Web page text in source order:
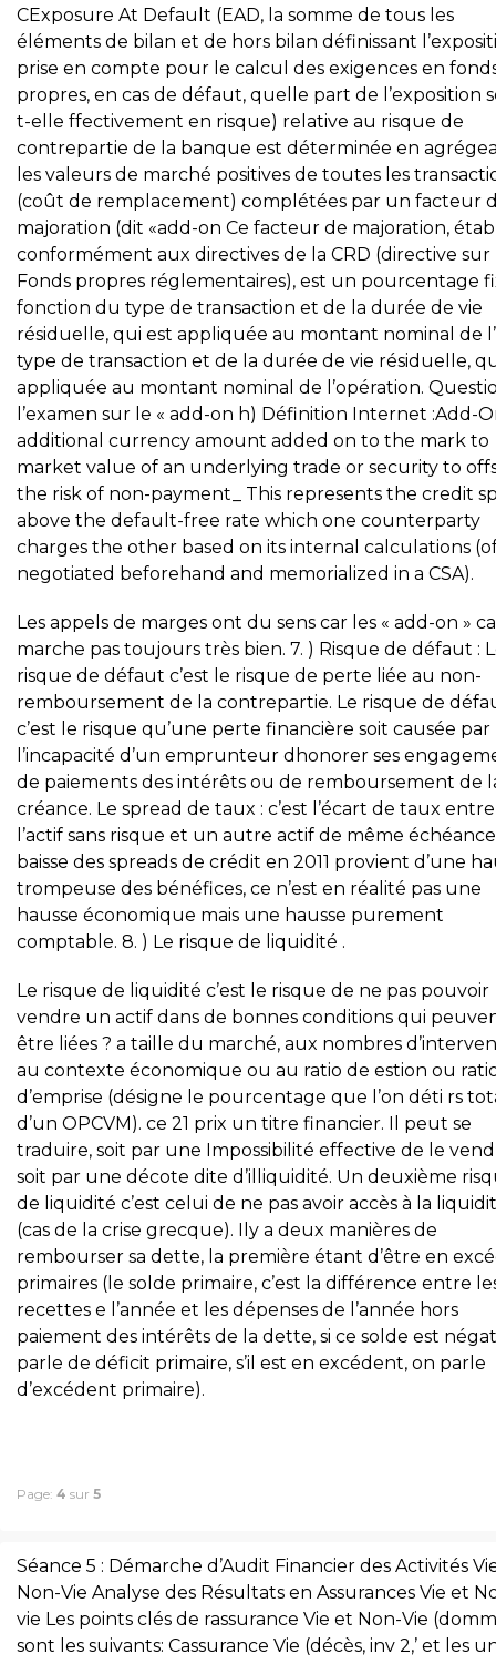
CExposure At Default (EAD, la somme de tous les
éléments de bilan et de hors bilan définissant
prise en compte pour le calcul des exigences en
propres, en cas de défaut, quelle part de l’exposition
t-elle ffectivement en risque) relative au risque de
contrepartie de la banque est déterminée en
les valeurs de marché positives de toutes les
(coût de remplacement) complétées par un facteur
majoration (dit «add-on Ce facteur de majoration,
conformément aux directives de la CRD (directive sur
Fonds propres réglementaires), est un pourcentage
fonction du type de transaction et de la durée de vie
résiduelle, qui est appliquée au montant nominal de
type de transaction et de la durée de vie résiduelle,
appliquée au montant nominal de l’opération.
l’examen sur le « add-on h) Définition Internet :Add-
additional currency amount added on to the mark to
market value of an underlying trade or security to
the risk of non-payment_ This represents the credit
above the default-free rate which one counterparty
charges the other based on its internal calculations
negotiated beforehand and memorialized in a CSA).
Les appels de marges ont du sens car les « add-on »
marche pas toujours très bien. 7. ) Risque de défaut :
risque de défaut c’est le risque de perte liée au non-
remboursement de la contrepartie. Le risque de
c’est le risque qu’une perte financière soit causée par
l’incapacité d’un emprunteur dhonorer ses
de paiements des intérêts ou de remboursement de
créance. Le spread de taux : c’est l’écart de taux entre
l’actif sans risque et un autre actif de même
baisse des spreads de crédit en 2011 provient d’une
trompeuse des bénéfices, ce n’est en réalité pas une
hausse économique mais une hausse purement
comptable. 8. ) Le risque de liquidité .
Le risque de liquidité c’est le risque de ne pas pouvoir
vendre un actif dans de bonnes conditions qui
être liées ? a taille du marché, aux nombres
au contexte économique ou au ratio de estion ou
d’emprise (désigne le pourcentage que l’on déti rs
d’un OPCVM). ce 21 prix un titre financier. Il peut se
traduire, soit par une Impossibilité effective de le
soit par une décote dite d’illiquidité. Un deuxième
de liquidité c’est celui de ne pas avoir accès à la
(cas de la crise grecque). Ily a deux manières de
rembourser sa dette, la première étant d’être en
primaires (le solde primaire, c’est la différence entre
recettes e l’année et les dépenses de l’année hors
paiement des intérêts de la dette, si ce solde est
parle de déficit primaire, s’il est en excédent, on parle
d’excédent primaire).
Page: 4 sur 5
Séance 5 : Démarche d’Audit Financier des Activités
Non-Vie Analyse des Résultats en Assurances Vie et
vie Les points clés de rassurance Vie et Non-Vie
sont les suivants: Cassurance Vie (décès, inv 2,’ et les